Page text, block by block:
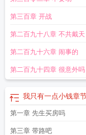
有一点钱了
我只是有一点钱
点钱英语我只有一点钱我想
的英文我只有一点钱我想自
文我只有一点小钱去买个你
钱英语
第三百章 开战
第二百九十八章 不共戴天
第二百九十六章 闹事的
第二百九十四章 很意外吗
我只有一点小钱章
第一章 先生买房吗
第三章 带路吧